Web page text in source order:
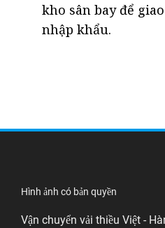
kho sân bay để
nhập khẩu.
Hình ảnh có bản quyền
Vận chuyển vải thiều Việt -